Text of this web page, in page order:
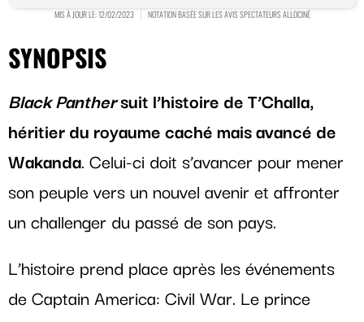
MIS À JOUR LE: 12/02/2023 NOTATION BASÉE SUR LES AVIS SPECTATEURS ALLOCINÉ
SYNOPSIS
Black Panthersuit l’histoire de T’Challa,
héritier du royaume caché mais avancé de
Wakanda. Celui-ci doit s’avancer pour mener
son peuple vers un nouvel avenir et affronter
un challenger du passé de son pays.
L’histoire prend place après les événements
de Captain America: Civil War. Le prince